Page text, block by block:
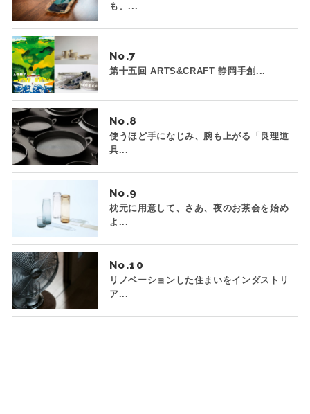
も。...
No.
第十五回 ARTS&CRAFT 静岡手創...
No.
使うほど手になじみ、腕も上がる「良理道
具...
No.
枕元に用意して、さあ、夜のお茶会を始め
よ...
No.
リノベーションした住まいをインダストリ
ア...